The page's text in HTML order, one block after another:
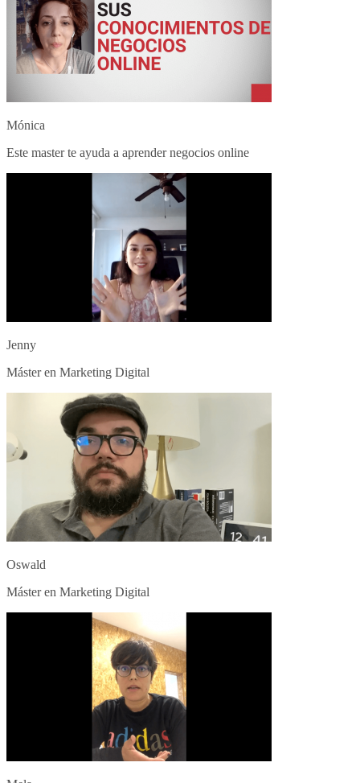
Mónica
Este master te ayuda a aprender negocios online
Jenny
Máster en Marketing Digital
Oswald
Máster en Marketing Digital